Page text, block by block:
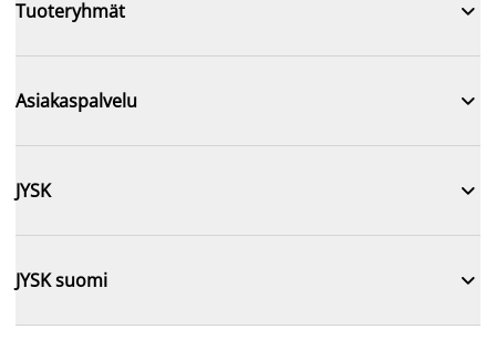
Tuoteryhmät 
Asiakaspalvelu 
JYSK 
JYSK suomi 